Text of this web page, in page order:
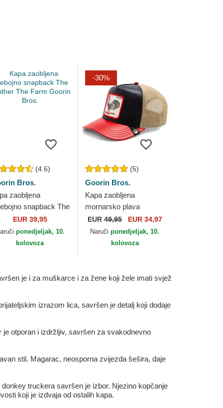
(4.6)
Bros.
zaobljena
snapback The
The Farm
Bros.
EUR 39,95
ponedjeljak, 10.
kolovoza
-30%
(5)
Goorin Bros.
Kapa zaobljena
mornarsko plava
snapback Shleather
Cock The Farm Goorin
EUR 49,95 EUR 34,97
Naručiponedjeljak, 10.
kolovoza
je i za muškarce i za žene koji žele imati svjež
izrazom lica, savršen je detalj koji dodaje
otporan i izdržljiv, savršen za svakodnevno
stil. Magarac, neosporna zvijezda šešira, daje
truckera savršen je izbor. Njezino kopčanje
koji je izdvaja od ostalih kapa.